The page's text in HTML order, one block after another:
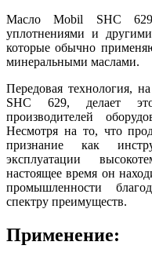
Масло Mobil SHC
уплотнениями и
которые обычно
минеральными маслами.
Передовая технология,
SHC 629, делает
производителей
Несмотря на то, что
признание как
эксплуатации
настоящее время он
промышленности
спектру преимуществ.
Применение: